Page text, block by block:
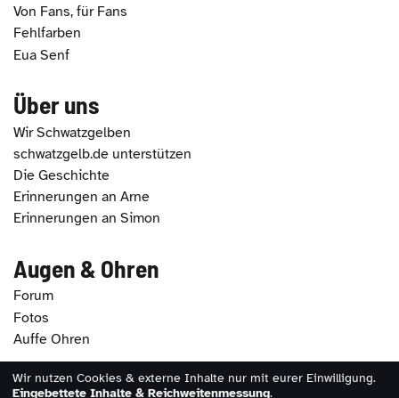
Von Fans, für Fans
Fehlfarben
Eua Senf
Über uns
Wir Schwatzgelben
schwatzgelb.de unterstützen
Die Geschichte
Erinnerungen an Arne
Erinnerungen an Simon
Augen & Ohren
Forum
Fotos
Auffe Ohren
2026 - schwatzgelb.de |Impressum|Datenschutz
Wir nutzen Cookies & externe Inhalte nur mit eurer Einwilligung.
Eingebettete Inhalte & Reichweitenmessung.